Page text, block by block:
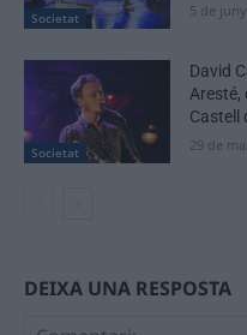
Societat 5 de
Societat
David
Aresté,
Castell
29 de
DEIXA UNA RESPOSTA